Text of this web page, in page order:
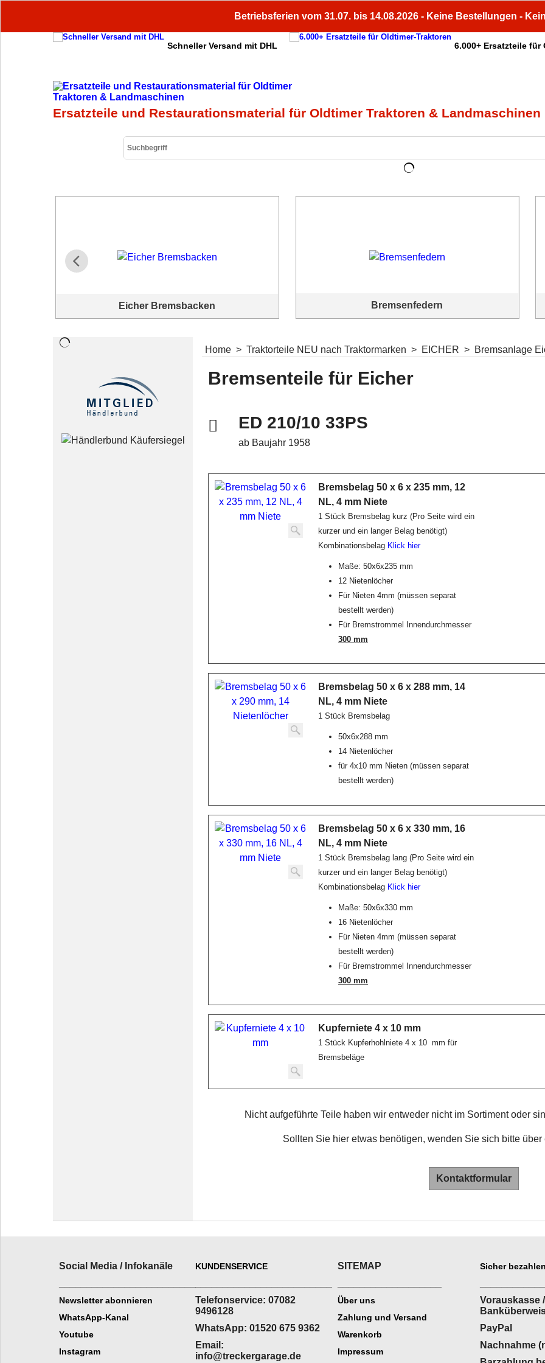
Betriebsferien vom 31.07. bis 14.08.2026 - Keine Bestellungen -
Schneller Versand mit DHL 6.000+ Ersatzteile für
Ersatzteile und Restaurationsmaterial für Oldtimer Traktoren & Landmaschinen
Eicher Bremsbacken Bremsenfedern
Home > Traktorteile NEU nach Traktormarken > EICHER > Bremsanlage
Bremsenteile für Eicher
ED 210/10 33PS
ab Baujahr 1958
Bremsbelag 50 x 6 x 235 mm, 12
NL, 4 mm Niete
1 Stück Bremsbelag kurz (Pro Seite wird ein
kurzer und ein langer Belag benötigt)
Kombinationsbelag Klick hier
Maße: 50x6x235 mm
12 Nietenlöcher
Für Nieten 4mm (müssen separat
bestellt werden)
Für Bremstrommel Innendurchmesser
300 mm
Bremsbelag 50 x 6 x 288 mm, 14
NL, 4 mm Niete
1 Stück Bremsbelag
50x6x288 mm
14 Nietenlöcher
für 4x10 mm Nieten (müssen separat
bestellt werden)
Bremsbelag 50 x 6 x 330 mm, 16
NL, 4 mm Niete
1 Stück Bremsbelag lang (Pro Seite wird ein
kurzer und ein langer Belag benötigt)
Kombinationsbelag Klick hier
Maße: 50x6x330 mm
16 Nietenlöcher
Für Nieten 4mm (müssen separat
bestellt werden)
Für Bremstrommel Innendurchmesser
300 mm
Kupferniete 4 x 10 mm
1 Stück Kupferhohlniete 4 x 10 mm für
Bremsbeläge
Nicht aufgeführte Teile haben wir entweder nicht im Sortiment oder
Sollten Sie hier etwas benötigen, wenden Sie sich bitte
Kontaktformular
Social Media / Infokanäle
Newsletter abonnieren
WhatsApp-Kanal
Youtube
Instagram
KUNDENSERVICE
Telefonservice: 07082
9496128
WhatsApp: 01520 675 9362
Email:
info@treckergarage.de
SITEMAP
Über uns
Zahlung und Versand
Warenkorb
Impressum
Sicher
Vorauskasse /
PayPal
Nachnahme